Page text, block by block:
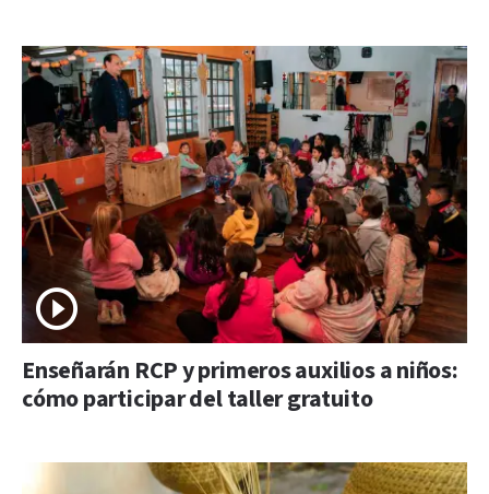
Enseñarán RCP y primeros auxilios a niños:
cómo participar del taller gratuito